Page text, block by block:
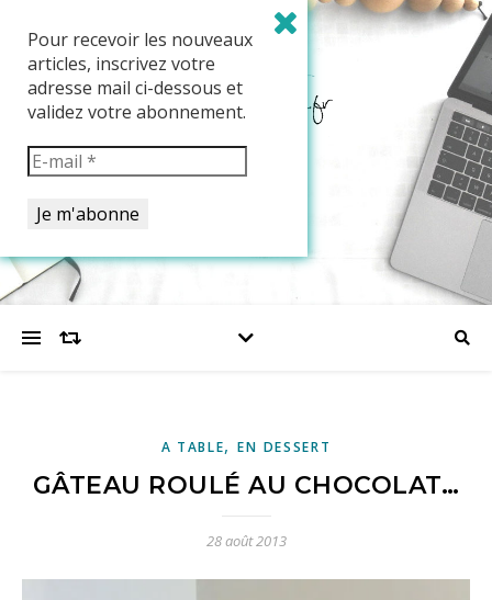
A TABLE,EN DESSERT
GÂTEAU ROULÉ AU CHOCOLAT…
28 août 2013
Pour recevoir les nouveaux
articles, inscrivez votre
adresse mail ci-dessous et
validez votre abonnement.